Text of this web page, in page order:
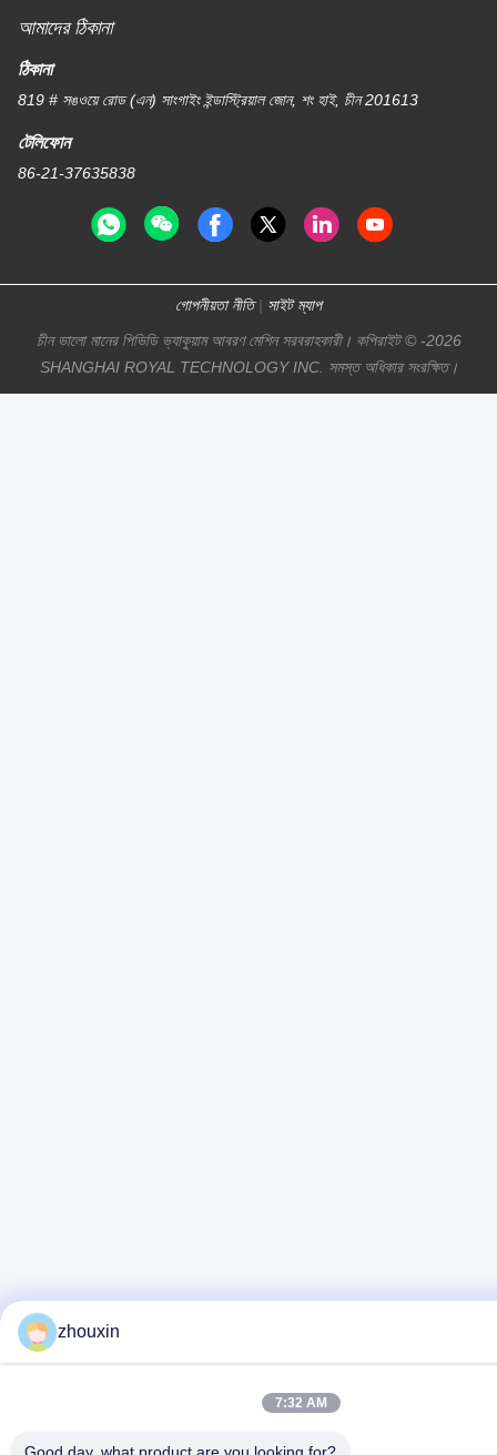
আমাদের ঠিকানা
ঠিকানা
819 # সঙওয়ে রোড (এন) সাংগাইং ইন্ডাস্ট্রিয়াল জোন, শং হাই, চীন 201613
টেলিফোন
86-21-37635838
গোপনীয়তা নীতি| সাইট ম্যাপ
চীন ভালো মানের পিভিডি ভ্যাকুয়াম আবরণ মেশিন সরবরাহকারী। কপিরাইট © -2026
SHANGHAI ROYAL TECHNOLOGY INC. সমস্ত অধিকার সংরক্ষিত।
zhouxin
7:32 AM